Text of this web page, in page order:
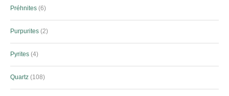
Préhnites 6
Purpurites 2
Pyrites 4
Quartz 108